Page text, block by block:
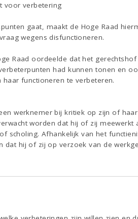
voor verbetering
gaat, maakt de Hoge Raad
wegens disfunctioneren.
Raad oordeelde dat het
had kunnen tonen en
functioneren te verbeteren.
werknemer bij kritiek op zijn of
worden dat hij of zij meewerkt
scholing. Afhankelijk van het
dat hij of zij op verzoek van de